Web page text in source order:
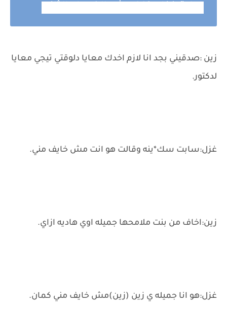
زين :صدقيني بجد انا لازم اخدك معايا دلوقتي تيجي معايا
لدكتور.
غزل:سابت سك*ينه وقالت هو انت مش خايف مني.
زين:اخاف من بنت ملامحها جميله اوي هاديه ازاي.
غزل:هو انا جميله ي زين (زين)مش خايف مني كمان.